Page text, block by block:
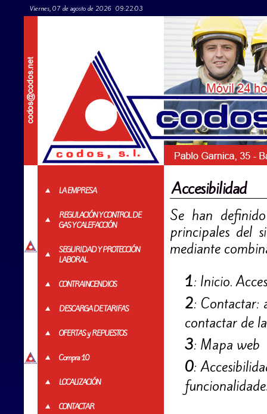
Viernes, 07 de agosto de 2026 09:22:03
LA EMPRESA
REGULACIÓN Y CONTROL DE
GAS Y CALEFACCIÓN
SEGURIDAD Y PROTECCIÓN
LABORAL
CONTRAINCENDIOS
DESCARGA DE TARIFAS
OFERTAS y REPUESTOS
Compra 10
LOCALIZACIÓN
CONTACTAR
Accesibilidad
Se han
principales del
mediante
1: Inicio.
2: Contactar:
contactar de
3: Mapa web
0: